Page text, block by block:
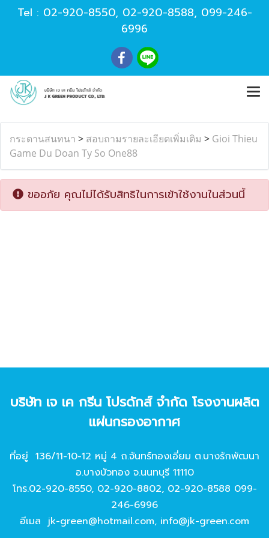
Tel : 02-920-8550, 02-920-8588, 099-246-
6996
กระดานสนทนา > สอบถามรายละเอียดเพิ่มเติม > Gioi Thieu
Game Du Doan Ty So One88
ขออภัย คุณไม่ได้รับสิทธิในการเข้าใช้งานในส่วนนี้
บริษัท เจ เค กรีน โปรดักส์ จํากัด โรงงานผลิต
แผ่นกรองอากาศ
ที่อยู่ 136/11-10-12 หมู่ 4 ถ.จันทร์ทองเอี่ยม ต.บางรักพัฒนา
อ.บางบัวทอง จ.นนทบุรี 11110
โทร.02-920-8550, 02-920-8802, 02-920-8588 099-
246-6996
อีเมล jk-green@hotmail.com, info@jk-green.com